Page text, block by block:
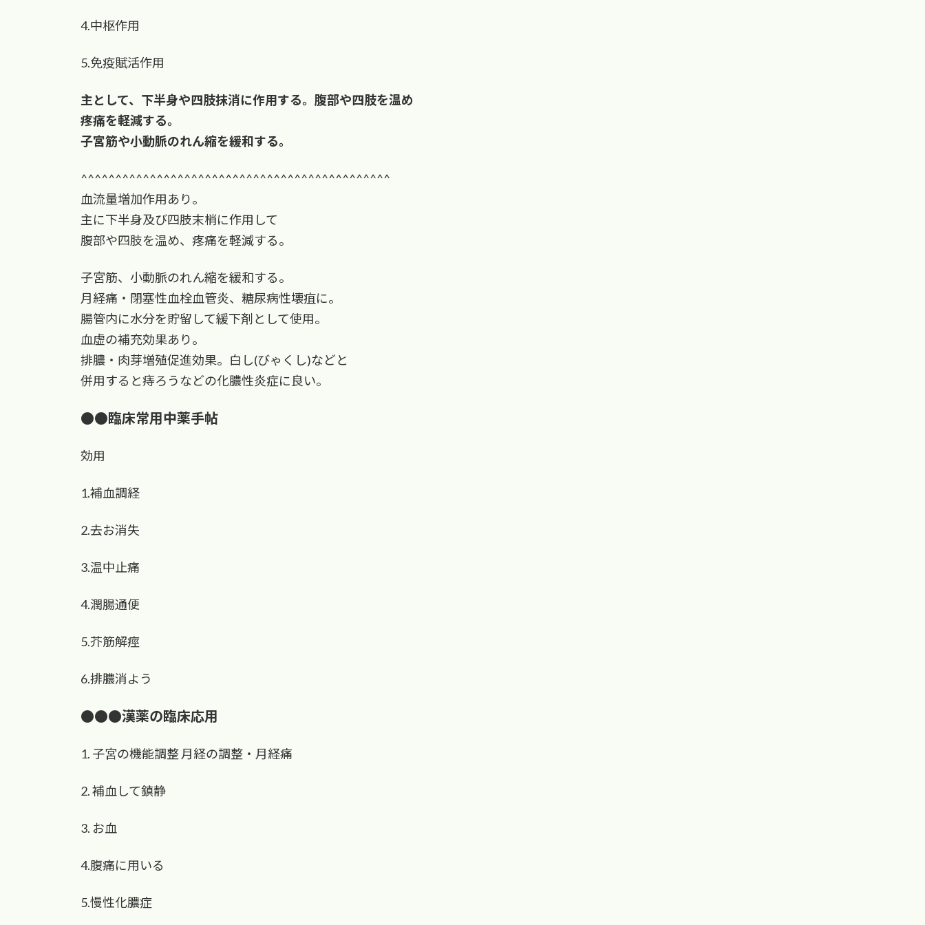
4.中枢作用
5.免疫賦活作用
主として、下半身や四肢抹消に作用する。腹部や四肢を温め
疼痛を軽減する。
子宮筋や小動脈のれん縮を緩和する。
^^^^^^^^^^^^^^^^^^^^^^^^^^^^^^^^^^^^^^^^^^^^^
血流量増加作用あり。
主に下半身及び四肢末梢に作用して
腹部や四肢を温め、疼痛を軽減する。
子宮筋、小動脈のれん縮を緩和する。
月経痛・閉塞性血栓血管炎、糖尿病性壊疽に。
腸管内に水分を貯留して緩下剤として使用。
血虚の補充効果あり。
排膿・肉芽増殖促進効果。白し(びゃくし)などと
併用すると痔ろうなどの化膿性炎症に良い。
●●臨床常用中薬手帖
効用
1.補血調経
2.去お消失
3.温中止痛
4.潤腸通便
5.芥筋解痙
6.排膿消よう
●●●漢薬の臨床応用
1. 子宮の機能調整 月経の調整・月経痛
2. 補血して鎮静
3. お血
4.腹痛に用いる
5.慢性化膿症